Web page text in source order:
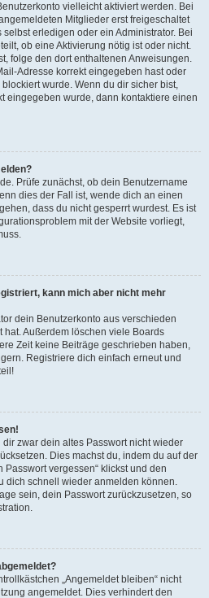
vielleicht aktiviert werden. Bei
Mitglieder erst freigeschaltet
erledigen oder ein Administrator. Bei
ob eine Aktivierung nötig ist oder nicht.
folge den dort enthaltenen Anweisungen.
Adresse korrekt eingegeben hast oder
wurde. Wenn du dir sicher bist,
eingegeben wurde, dann kontaktiere einen
Prüfe zunächst, ob dein Benutzername
dies der Fall ist, wende dich an einen
dass du nicht gesperrt wurdest. Es ist
mit der Website vorliegt,
kann mich aber nicht mehr
dein Benutzerkonto aus verschieden
Außerdem löschen viele Boards
Zeit keine Beiträge geschrieben haben,
Registriere dich einfach erneut und
zwar dein altes Passwort nicht wieder
Dies machst du, indem du auf der
Passwort vergessen“ klickst und den
dich schnell wieder anmelden können.
sein, dein Passwort zurückzusetzen, so
„Angemeldet bleiben“ nicht
angemeldet. Dies verhindert den